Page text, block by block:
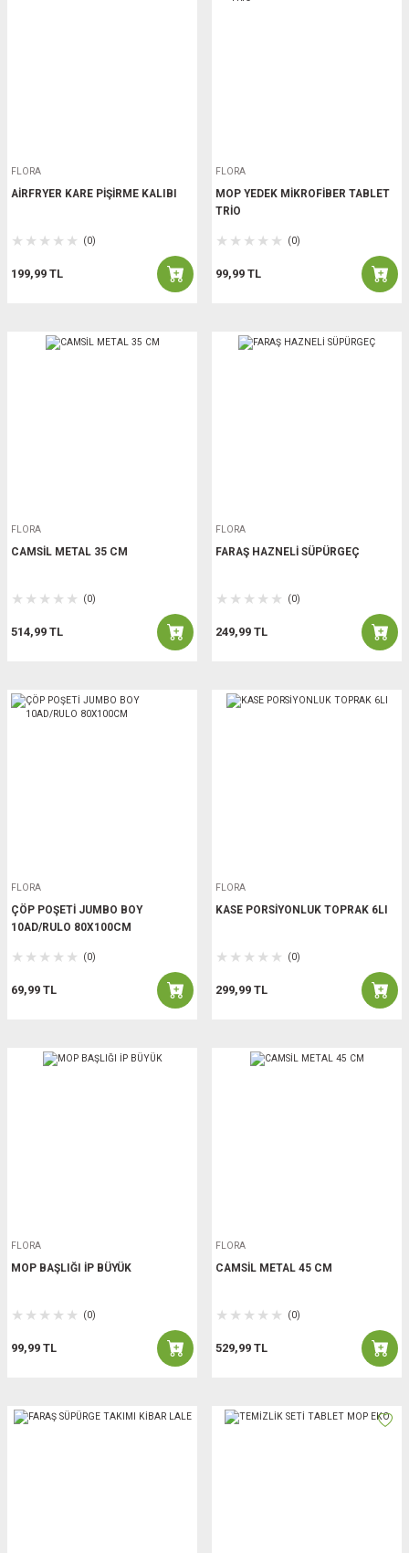
FLORA
AİRFRYER KARE PİŞİRME KALIBI
(0)
199,99 TL
FLORA
MOP YEDEK MİKROFİBER TABLET
TRİO
(0)
99,99 TL
FLORA
CAMSİL METAL 35 CM
(0)
514,99 TL
FLORA
FARAŞ HAZNELİ SÜPÜRGEÇ
(0)
249,99 TL
FLORA
ÇÖP POŞETİ JUMBO BOY
10AD/RULO 80X100CM
(0)
69,99 TL
FLORA
KASE PORSİYONLUK TOPRAK 6LI
(0)
299,99 TL
FLORA
MOP BAŞLIĞI İP BÜYÜK
(0)
99,99 TL
FLORA
CAMSİL METAL 45 CM
(0)
529,99 TL